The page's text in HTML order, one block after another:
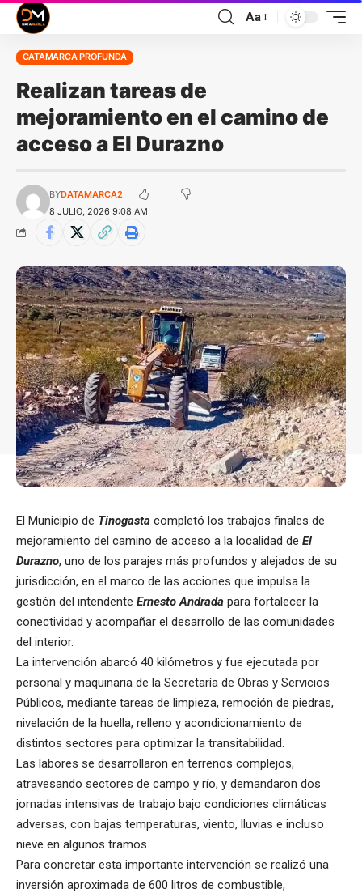
Aa
CATAMARCA PROFUNDA
Realizan tareas de
mejoramiento en el camino de
acceso a El Durazno
8 JULIO, 2026 9:08 AM
BYDATAMARCA2
El Municipio de Tinogasta completó los trabajos finales de
mejoramiento del camino de acceso a la localidad de El
Durazno, uno de los parajes más profundos y alejados de su
jurisdicción, en el marco de las acciones que impulsa la
gestión del intendente Ernesto Andrada para fortalecer la
conectividad y acompañar el desarrollo de las comunidades
del interior.
La intervención abarcó 40 kilómetros y fue ejecutada por
personal y maquinaria de la Secretaría de Obras y Servicios
Públicos, mediante tareas de limpieza, remoción de piedras,
nivelación de la huella, relleno y acondicionamiento de
distintos sectores para optimizar la transitabilidad.
Las labores se desarrollaron en terrenos complejos,
atravesando sectores de campo y río, y demandaron dos
jornadas intensivas de trabajo bajo condiciones climáticas
adversas, con bajas temperaturas, viento, lluvias e incluso
nieve en algunos tramos.
Para concretar esta importante intervención se realizó una
inversión aproximada de 600 litros de combustible,